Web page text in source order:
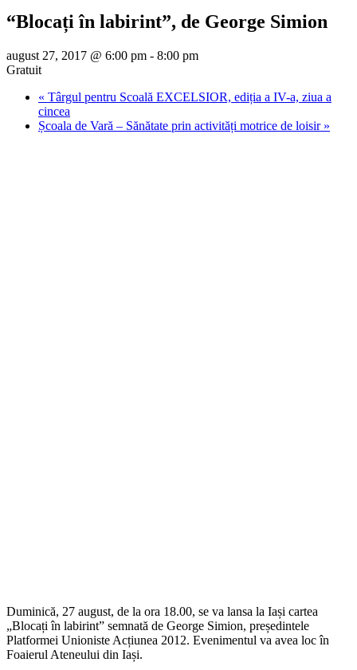
“Blocați în labirint”, de George Simion
august 27, 2017 @ 6:00 pm - 8:00 pm
Gratuit
« Târgul pentru Scoală EXCELSIOR, ediția a IV-a, ziua a
cincea
Școala de Vară – Sănătate prin activități motrice de loisir »
Duminică, 27 august, de la ora 18.00, se va lansa la Iași cartea
„Blocați în labirint” semnată de George Simion, președintele
Platformei Unioniste Acțiunea 2012. Evenimentul va avea loc în
Foaierul Ateneului din Iași.